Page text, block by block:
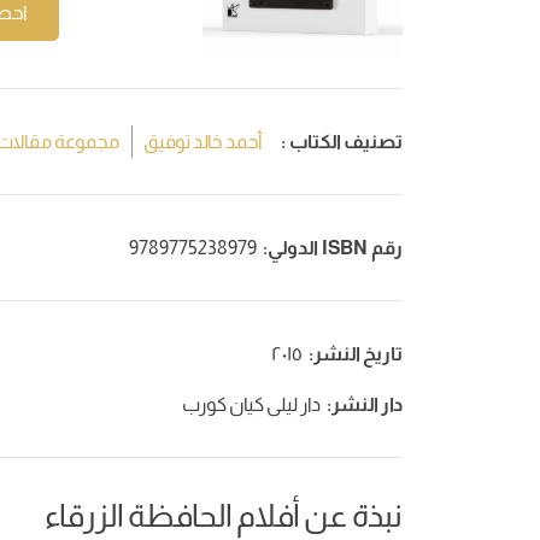
تصنيف الكتاب : أحمد خالد توفيق مجموعة
رقم ISBN الدولي: 9789775238979
تاريخ النشر: ٢٠١٥
دار النشر: دار ليلى كيان كورب
نبذة عن أفلام الحافظة الزرقاء